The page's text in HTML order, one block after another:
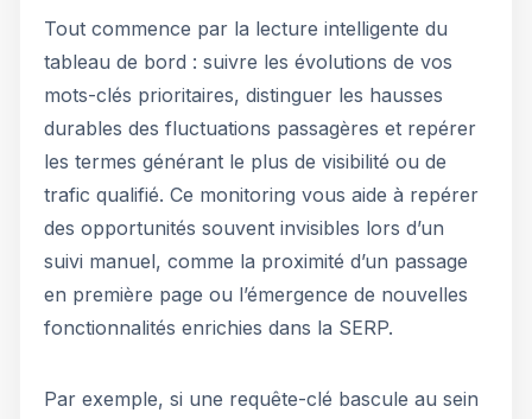
Tout commence par la lecture intelligente du
tableau de bord : suivre les évolutions de vos
mots-clés prioritaires, distinguer les hausses
durables des fluctuations passagères et repérer
les termes générant le plus de visibilité ou de
trafic qualifié. Ce monitoring vous aide à repérer
des opportunités souvent invisibles lors d’un
suivi manuel, comme la proximité d’un passage
en première page ou l’émergence de nouvelles
fonctionnalités enrichies dans la SERP.
Par exemple, si une requête-clé bascule au sein